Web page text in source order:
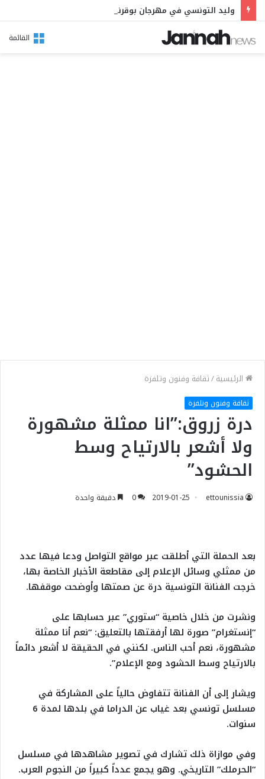
القائمة
الرئيسية/ثقافة وفنون وتلفزة
ثقافة وفنون وتلفزة
درة زروق:”انا ممثلة مشهورة
ولا أشعر بالارتياح وسط
الحشود”
ettounissia
2019-01-25
0 دقيقة واحدة
بعد الحملة التي أطلقت عبر مواقع التواصل ودعا فيها عدد
من ممثلي وسائل الإعلام إلى مقاطعة الأخبار الخاصة بها،
خرجت الفنانة التونسية درة عن صمتها وأوضحت موقفها.
ونشرت من خلال خاصية “ستوري” عبر حسابها على
“إنستغرام” صورة لها أرفقتها بالتعليق: “نعم أنا ممثلة
مشهورة، نعم أحب الناس. لكنني في الحقيقة لا أشعر دائماً
بالارتياح وسط الحشود ومع الإعلام”.
ويشار إلى أن الفنانة تتفاوض حالياً على المشاركة في
مسلسل تونسي بعد غياب عن الدراما في بلدها لمدة 6
سنوات.
وفي موازاة ذلك تشارك في تصوير مشاهدها في مسلسل
“الحرملك” التاريخي. وهو يجمع عدداً كبيراً من النجوم العرب.